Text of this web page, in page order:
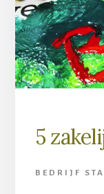
5
BEDRIJF